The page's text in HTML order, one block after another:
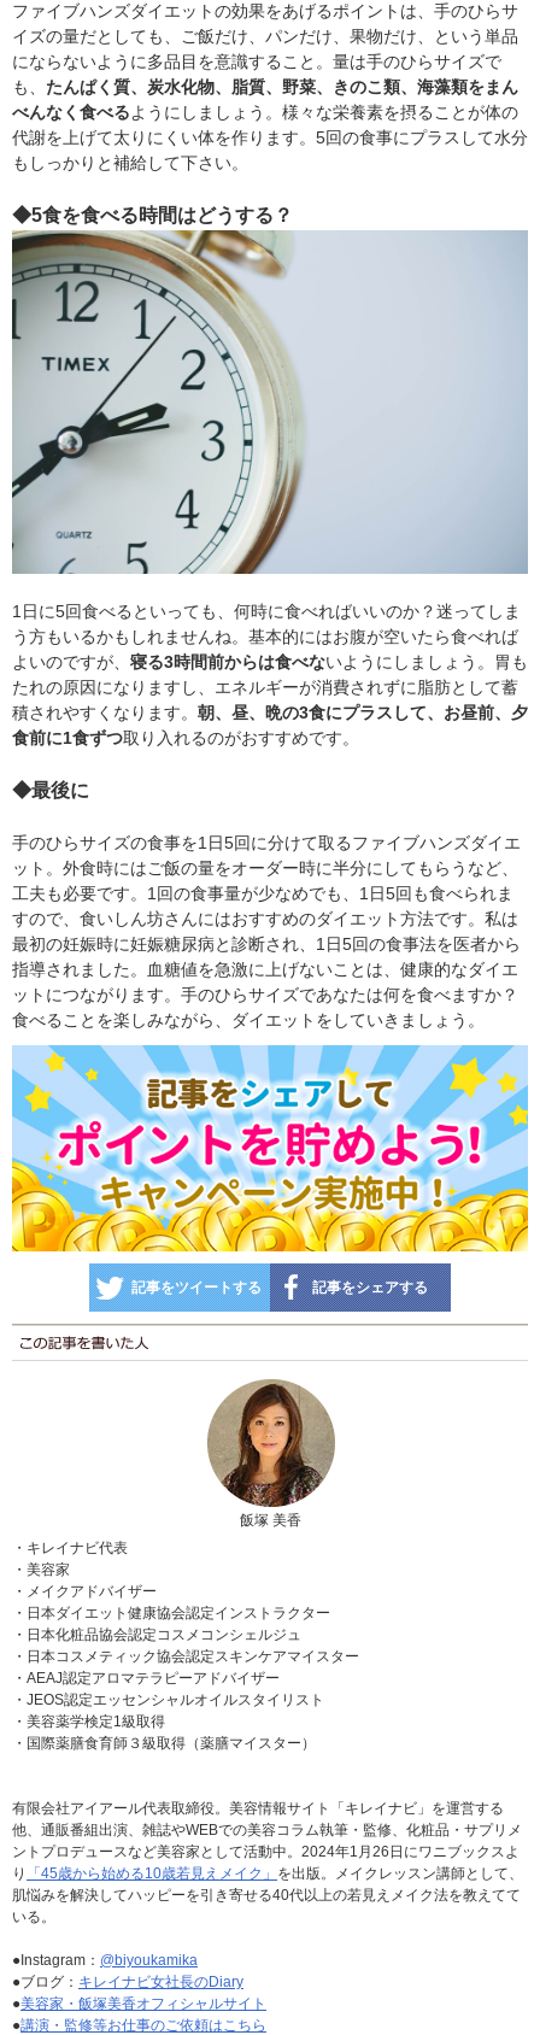
ファイブハンズダイエットの効果をあげるポイントは、手のひらサ
イズの量だとしても、ご飯だけ、パンだけ、果物だけ、という単品
にならないように多品目を意識すること。量は手のひらサイズで
も、 たんぱく質、炭水化物、脂質、野菜、きのこ類、海藻類をまん
べんなく食べるようにしましょう。様々な栄養素を摂ることが体の
代謝を上げて太りにくい体を作ります。5回の食事にプラスして水分
もしっかりと補給して下さい。
◆5食を食べる時間はどうする？
1日に5回食べるといっても、何時に食べればいいのか？迷ってしま
う方もいるかもしれませんね。基本的にはお腹が空いたら食べれば
よいのですが、 寝る3時間前からは食べないようにしましょう。胃も
たれの原因になりますし、エネルギーが消費されずに脂肪として蓄
積されやすくなります。 朝、昼、晩の3食にプラスして、お昼前、夕
食前に1食ずつ取り入れるのがおすすめです。
◆最後に
手のひらサイズの食事を1日5回に分けて取るファイブハンズダイエ
ット。外食時にはご飯の量をオーダー時に半分にしてもらうなど、
工夫も必要です。1回の食事量が少なめでも、1日5回も食べられま
すので、食いしん坊さんにはおすすめのダイエット方法です。私は
最初の妊娠時に妊娠糖尿病と診断され、1日5回の食事法を医者から
指導されました。血糖値を急激に上げないことは、健康的なダイエ
ットにつながります。手のひらサイズであなたは何を食べますか？
食べることを楽しみながら、ダイエットをしていきましょう。
記事をツイートする 記事をシェアする
飯塚 美香
・キレイナビ代表
・美容家
・メイクアドバイザー
・日本ダイエット健康協会認定インストラクター
・日本化粧品協会認定コスメコンシェルジュ
・日本コスメティック協会認定スキンケアマイスター
・AEAJ認定アロマテラピーアドバイザー
・JEOS認定エッセンシャルオイルスタイリスト
・美容薬学検定1級取得
・国際薬膳食育師３級取得（薬膳マイスター）
有限会社アイアール代表取締役。美容情報サイト「キレイナビ」を運営する
他、通販番組出演、雑誌やWEBでの美容コラム執筆・監修、化粧品・サプリメ
ントプロデュースなど美容家として活動中。2024年1月26日にワニブックスよ
り
「45歳から始める10歳若見えメイク」 を出版。メイクレッスン講師として、
肌悩みを解決してハッピーを引き寄せる40代以上の若見えメイク法を教えてて
いる。
●Instagram： @biyoukamika
●ブログ： キレイナビ女社長のDiary
●美容家・飯塚美香オフィシャルサイト
●講演・監修等お仕事のご依頼はこちら